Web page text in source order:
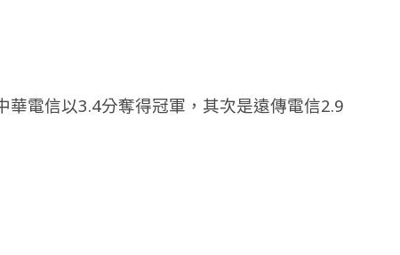
電信以3.4分奪得冠軍，其次是遠傳電信2.9